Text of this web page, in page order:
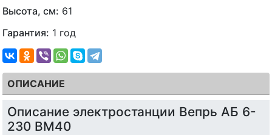
Высота, см: 61
Гарантия: 1 год
ОПИСАНИЕ
Описание электростанции Вепрь АБ 6-
230 ВМ40